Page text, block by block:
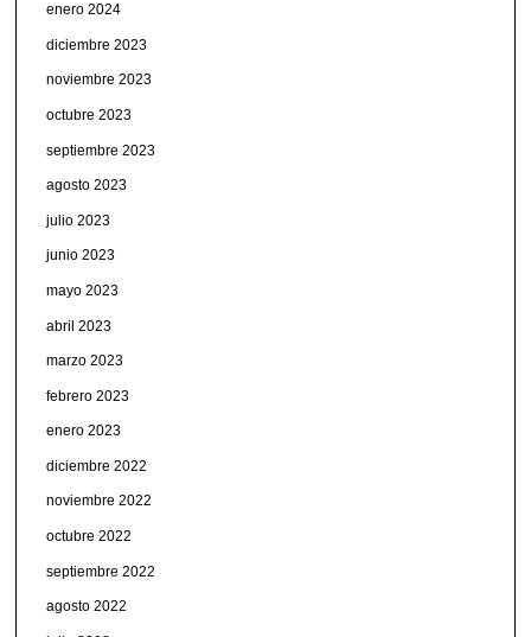
enero 2024
diciembre 2023
noviembre 2023
octubre 2023
septiembre 2023
agosto 2023
julio 2023
junio 2023
mayo 2023
abril 2023
marzo 2023
febrero 2023
enero 2023
diciembre 2022
noviembre 2022
octubre 2022
septiembre 2022
agosto 2022